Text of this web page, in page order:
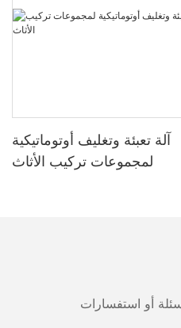
آلة تعبئة وتغليف أوتوماتيكية
لمجموعات تركيب الأثاث